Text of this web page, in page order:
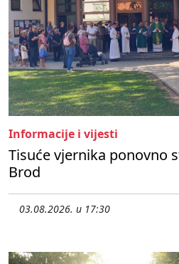
Informacije i vijesti
Tisuće vjernika ponovno
Brod
03.08.2026. u 17:30